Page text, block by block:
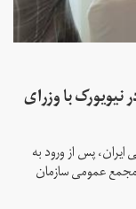
با وزرای
پس از ورود به
عمومی سازمان